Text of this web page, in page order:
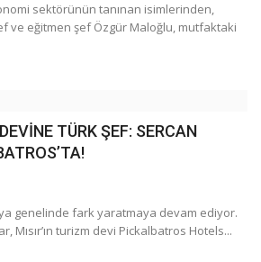
sektörünün tanınan isimlerinden,
ve eğitmen şef Özgür Maloğlu, mutfaktaki
TÜRK ŞEF: SERCAN
genelinde fark yaratmaya devam ediyor.
Mısır’ın turizm devi Pickalbatros Hotels...